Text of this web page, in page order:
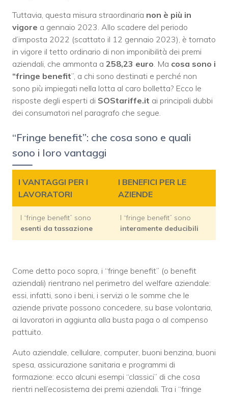
Tuttavia, questa misura straordinaria non è più in
vigore a gennaio 2023. Allo scadere del periodo
d’imposta 2022 (scattato il 12 gennaio 2023), è tornato
in vigore il tetto ordinario di non imponibilità dei premi
aziendali, che ammonta a 258,23 euro . Ma cosa sono i
“fringe benefit”, a chi sono destinati e perché non
sono più impiegati nella lotta al caro bolletta? Ecco le
risposte degli esperti di SOStariffe.it ai principali dubbi
dei consumatori nel paragrafo che segue.
“Fringe benefit”: che cosa sono e quali
sono i loro vantaggi
I VANTAGGI PER I
LAVORATORI
I BENEFICI PER LE
AZIENDE
I “fringe benefit” sono
esenti da tassazione
I “fringe benefit” sono
interamente deducibili
Come detto poco sopra, i “fringe benefit” (o benefit
aziendali) rientrano nel perimetro del welfare aziendale:
essi, infatti, sono i beni, i servizi o le somme che le
aziende private possono concedere, su base volontaria,
ai lavoratori in aggiunta alla busta paga o al compenso
pattuito.
Auto aziendale, cellulare, computer, buoni benzina, buoni
spesa, assicurazione sanitaria e programmi di
formazione: ecco alcuni esempi “classici” di che cosa
rientri nell’ecosistema dei premi aziendali. Tra i “fringe